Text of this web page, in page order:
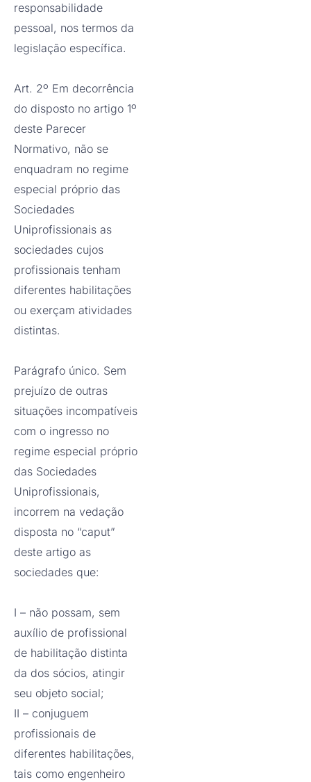
responsabilidade
pessoal, nos termos da
legislação específica.
Art. 2º Em decorrência
do disposto no artigo 1º
deste Parecer
Normativo, não se
enquadram no regime
especial próprio das
Sociedades
Uniprofissionais as
sociedades cujos
profissionais tenham
diferentes habilitações
ou exerçam atividades
distintas.
Parágrafo único. Sem
prejuízo de outras
situações incompatíveis
com o ingresso no
regime especial próprio
das Sociedades
Uniprofissionais,
incorrem na vedação
disposta no “caput”
deste artigo as
sociedades que:
I – não possam, sem
auxílio de profissional
de habilitação distinta
da dos sócios, atingir
seu objeto social;
II – conjuguem
profissionais de
diferentes habilitações,
tais como engenheiro